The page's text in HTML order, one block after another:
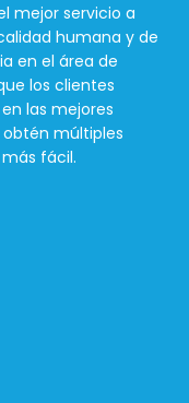
mejor servicio a
humana y de
en el área de
los clientes
las mejores
múltiples
fácil.